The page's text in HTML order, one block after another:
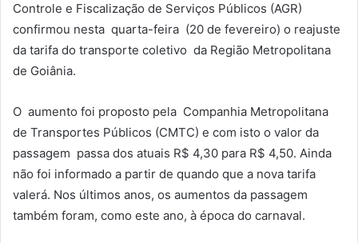
Controle e Fiscalização de Serviços Públicos (AGR)
confirmou nesta quarta-feira (20 de fevereiro) o reajuste
da tarifa do transporte coletivo da Região Metropolitana
de Goiânia.
O aumento foi proposto pela Companhia Metropolitana
de Transportes Públicos (CMTC) e com isto o valor da
passagem passa dos atuais R$ 4,30 para R$ 4,50. Ainda
não foi informado a partir de quando que a nova tarifa
valerá. Nos últimos anos, os aumentos da passagem
também foram, como este ano, à época do carnaval.